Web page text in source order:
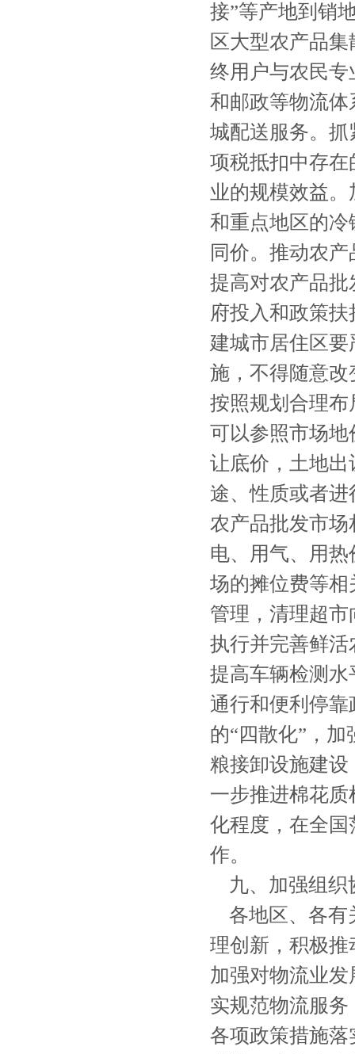
接”等产地到销
区大型农产品
终用户与农民
和邮政等物流体
城配送服务。
项税抵扣中存
业的规模效益
和重点地区的
同价。推动农
提高对农产品
府投入和政策
建城市居住区
施，不得随意
按照规划合理
可以参照市场
让底价，土地
途、性质或者
农产品批发市
电、用气、用
场的摊位费等
管理，清理超
执行并完善鲜活
提高车辆检测
通行和便利停
的“四散化”，
粮接卸设施建
一步推进棉花
化程度，在全
作。
九、加强组织
各地区、各有
理创新，积极
加强对物流业
实规范物流服
各项政策措施